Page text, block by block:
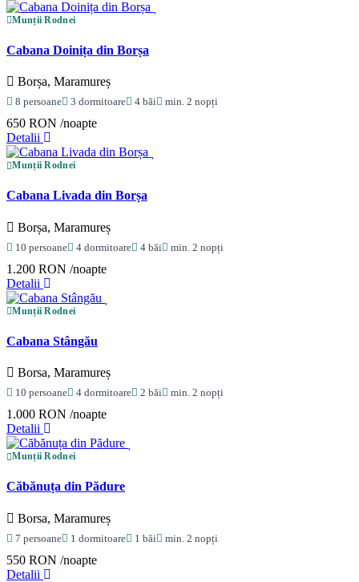
Munții Rodnei
Cabana Doinița din Borșa
Borșa, Maramureș
8 persoane 3 dormitoare 4 băi min. 2 nopți
650 RON /noapte
Detalii
Munții Rodnei
Cabana Livada din Borșa
Borșa, Maramureș
10 persoane 4 dormitoare 4 băi min. 2 nopți
1.200 RON /noapte
Detalii
Munții Rodnei
Cabana Stângău
Borsa, Maramureș
10 persoane 4 dormitoare 2 băi min. 2 nopți
1.000 RON /noapte
Detalii
Munții Rodnei
Căbănuța din Pădure
Borsa, Maramureș
7 persoane 1 dormitoare 1 băi min. 2 nopți
550 RON /noapte
Detalii